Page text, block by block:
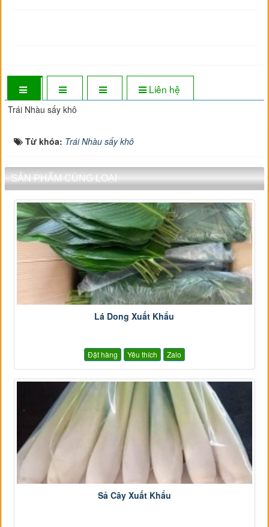
Liên hệ
Trái Nhàu sấy khô
Từ khóa: Trái Nhàu sấy khô
SẢN PHẨM CÙNG LOẠI
Lá Dong Xuất Khẩu
Đặt hàng Yêu thích Zalo
Sả Cây Xuất Khẩu